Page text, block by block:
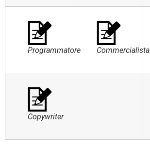
Programmatore Commercialista
Copywriter